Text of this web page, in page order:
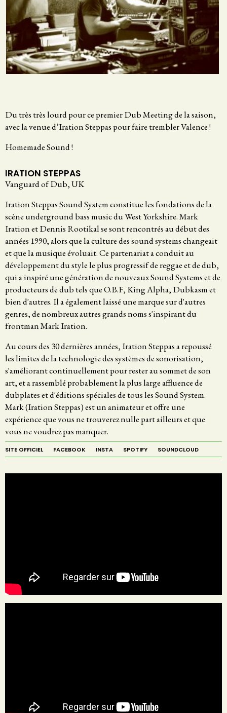
Du très très lourd pour ce premier Dub Meeting de la saison,
avec la venue d’Iration Steppas pour faire trembler Valence !
Homemade Sound !
IRATION STEPPAS
Vanguard of Dub, UK
Iration Steppas Sound System constitue les fondations de la
scène underground bass music du West Yorkshire. Mark
Iration et Dennis Rootikal se sont rencontrés au début des
années 1990, alors que la culture des sound systems changeait
et que la musique évoluait. Ce partenariat a conduit au
développement du style le plus progressif de reggae et de dub,
qui a inspiré une génération de nouveaux Sound Systems et de
producteurs de dub tels que O.B.F, King Alpha, Dubkasm et
bien d'autres. Il a également laissé une marque sur d'autres
genres, de nombreux autres grands noms s'inspirant du
frontman Mark Iration.
Au cours des 30 dernières années, Iration Steppas a repoussé
les limites de la technologie des systèmes de sonorisation,
s'améliorant continuellement pour rester au sommet de son
art, et a rassemblé probablement la plus large affluence de
dubplates et d'éditions spéciales de tous les Sound System.
Mark (Iration Steppas) est un animateur et offre une
expérience que vous ne trouverez nulle part ailleurs et que
vous ne voudrez pas manquer.
SITE OFFICIEL FACEBOOK INSTA SPOTIFY SOUNDCLOUD